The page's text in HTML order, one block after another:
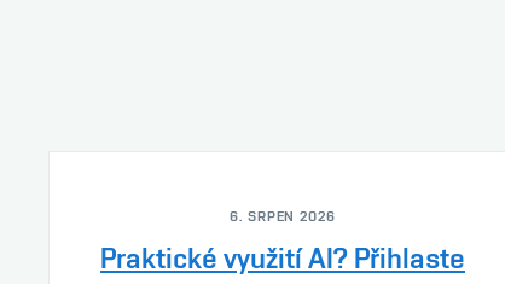
6. SRPEN 2026
Praktické využití AI? Přihlaste